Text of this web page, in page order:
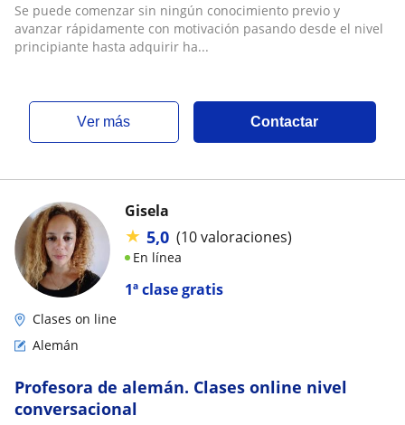
Se puede comenzar sin ningún conocimiento previo y
avanzar rápidamente con motivación pasando desde el nivel
principiante hasta adquirir ha...
ver más Contactar
1ª clase gratis
Gisela
★ 5,0 (10 valoraciones)
En línea
Clases on line
Alemán
Profesora de alemán. Clases online nivel
conversacional